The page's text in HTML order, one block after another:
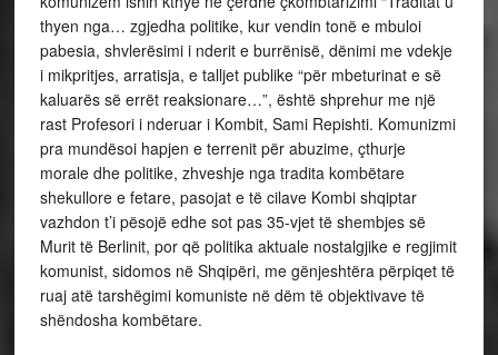
thyen nga… zgjedha politike, kur vendin tonë e mbuloi
pabesia, shvlerësimi i nderit e burrënisë, dënimi me vdekje
i mikpritjes, arratisja, e talljet publike “për mbeturinat e së
kaluarës së errët reaksionare…”, është shprehur me një
rast Profesori i nderuar i Kombit, Sami Repishti. Komunizmi
pra mundësoi hapjen e terrenit për abuzime, çthurje
morale dhe politike, zhveshje nga tradita kombëtare
shekullore e fetare, pasojat e të cilave Kombi shqiptar
vazhdon t’i pësojë edhe sot pas 35-vjet të shembjes së
Murit të Berlinit, por që politika aktuale nostalgjike e regjimit
komunist, sidomos në Shqipëri, me gënjeshtëra përpiqet të
ruaj atë tarshëgimi komuniste në dëm të objektivave të
shëndosha kombëtare.